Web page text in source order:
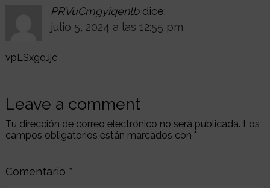
PRVuCmgyiqenlb dice:
julio 5, 2024 a las 12:55 pm
vpLSxgqJjc
Leave a comment
Tu dirección de correo electrónico no será publicada. Los
campos obligatorios están marcados con *
Comentario *